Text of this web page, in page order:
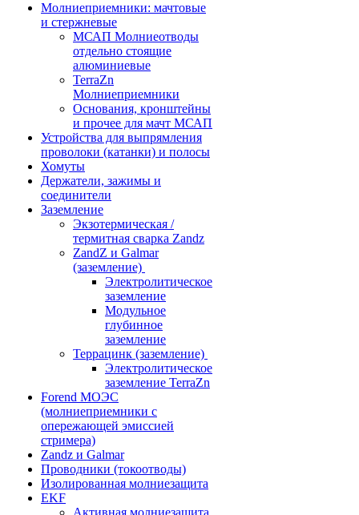
Молниеприемники: мачтовые
и стержневые
МСАП Молниеотводы
отдельно стоящие
алюминиевые
TerraZn
Молниеприемники
Основания, кронштейны
и прочее для мачт МСАП
Устройства для выпрямления
проволоки (катанки) и полосы
Хомуты
Держатели, зажимы и
соединители
Заземление
Экзотермическая /
термитная сварка Zandz
ZandZ и Galmar
(заземление)
Электролитическое
заземление
Модульное
глубинное
заземление
Террацинк (заземление)
Электролитическое
заземление TerraZn
Forend МОЭС
(молниеприемники с
опережающей эмиссией
стримера)
Zandz и Galmar
Проводники (токоотводы)
Изолированная молниезащита
EKF
Активная молниезащита